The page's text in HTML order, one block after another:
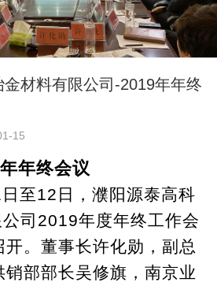
材料有限公司-2019年年终
15
年终会议
至12日 ， 濮阳源泰高科
司 2019年度年终工作会
开。董事长许化勋 ， 副总
销部部长吴修旗，南京业